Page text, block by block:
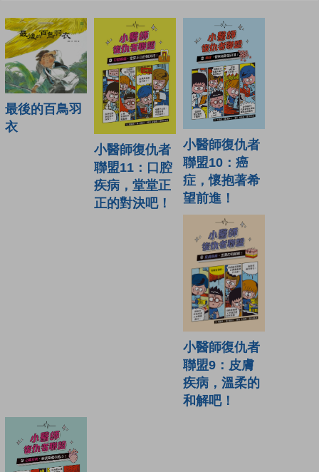
最後的百鳥羽
衣
小醫師復仇者
聯盟11：口腔
疾病，堂堂正
正的對決吧！
小醫師復仇者
聯盟10：癌
症，懷抱著希
望前進！
小醫師復仇者
聯盟9：皮膚
疾病，溫柔的
和解吧！